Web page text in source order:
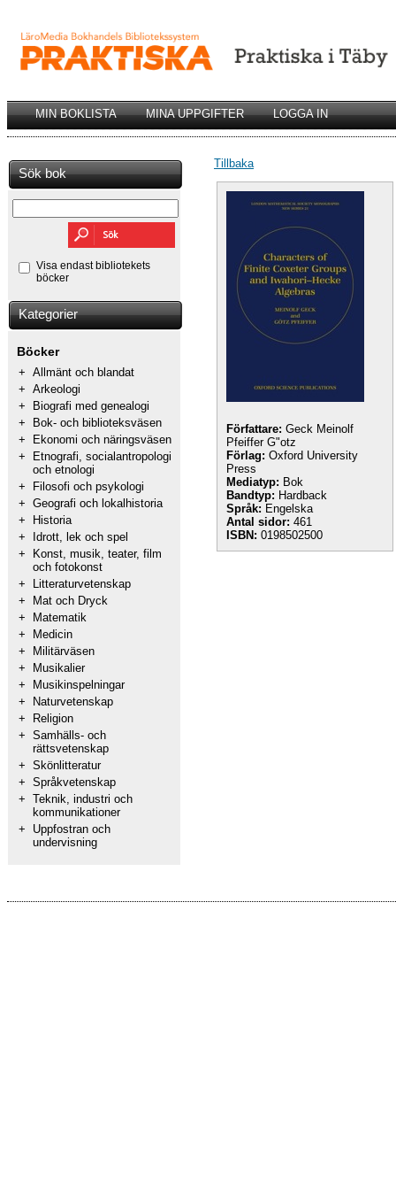
MIN BOKLISTA MINA UPPGIFTER LOGGA IN
Sök bok
Visa endast bibliotekets
böcker
Kategorier
Böcker
+ Allmänt och blandat
+ Arkeologi
+
Biografi med genealogi
+
Bok- och biblioteksväsen
+
Ekonomi och näringsväsen
+
Etnografi, socialantropologi
och etnologi
+
Filosofi och psykologi
+ Geografi och lokalhistoria
+
Historia
+
Idrott, lek och spel
+
Konst, musik, teater, film
och fotokonst
+
Litteraturvetenskap
+
Mat och Dryck
+
Matematik
+
Medicin
+
Militärväsen
+
Musikalier
+
Musikinspelningar
+
Naturvetenskap
+
Religion
+ Samhälls- och
rättsvetenskap
+ Skönlitteratur
+ Språkvetenskap
+ Teknik, industri och
kommunikationer
+
Uppfostran och
undervisning
Tillbaka
Författare: Geck Meinolf
Pfeiffer G"otz
Förlag: Oxford University
Press
Mediatyp: Bok
Bandtyp: Hardback
Språk: Engelska
Antal sidor: 461
ISBN: 0198502500